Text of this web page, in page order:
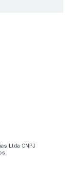
Ltda CNPJ